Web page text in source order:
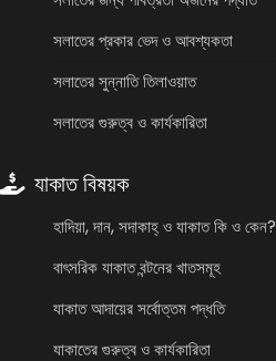
সলাতের প্রকার ভেদ ও আবশ্যকতা
সলাতের সুন্নাতি তিলাওয়াত
সলাতের গুরুত্ব ও কার্যকারিতা
যাকাত বিষয়ক
হাদিয়া, দান, সদাকাহ্ ও যাকাত কি ও কেন?
বাৎসরিক যাকাত বন্টনের খাতসমূহ
যাকাত আদায়ের সর্বোত্তম পদ্ধতি
যাকাতের গুরুত্ব ও কার্যকারিতা